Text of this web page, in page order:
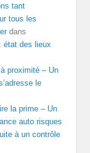
tant
tous les
dans
état des lieux
proximité – Un
le
la prime – Un
auto risques
à un contrôle